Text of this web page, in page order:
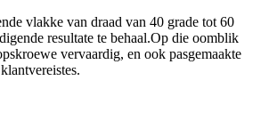
vlakke van draad van 40 grade tot 60
resultate te behaal.Op die oomblik
vervaardig, en ook pasgemaakte